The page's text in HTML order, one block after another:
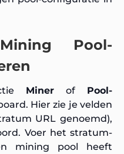
Pool-
Miner of Pool-
Hier zie je velden
URL genoemd),
Voer het stratum-
mining pool heeft